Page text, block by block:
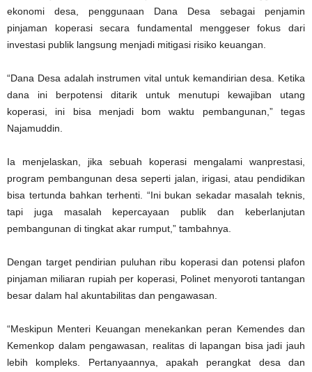
ekonomi desa, penggunaan Dana Desa sebagai penjamin
pinjaman koperasi secara fundamental menggeser fokus dari
investasi publik langsung menjadi mitigasi risiko keuangan.
“Dana Desa adalah instrumen vital untuk kemandirian desa. Ketika
dana ini berpotensi ditarik untuk menutupi kewajiban utang
koperasi, ini bisa menjadi bom waktu pembangunan,” tegas
Najamuddin.
Ia menjelaskan, jika sebuah koperasi mengalami wanprestasi,
program pembangunan desa seperti jalan, irigasi, atau pendidikan
bisa tertunda bahkan terhenti. “Ini bukan sekadar masalah teknis,
tapi juga masalah kepercayaan publik dan keberlanjutan
pembangunan di tingkat akar rumput,” tambahnya.
Dengan target pendirian puluhan ribu koperasi dan potensi plafon
pinjaman miliaran rupiah per koperasi, Polinet menyoroti tantangan
besar dalam hal akuntabilitas dan pengawasan.
“Meskipun Menteri Keuangan menekankan peran Kemendes dan
Kemenkop dalam pengawasan, realitas di lapangan bisa jadi jauh
lebih kompleks. Pertanyaannya, apakah perangkat desa dan